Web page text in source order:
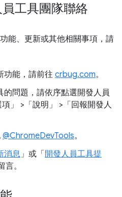
工具團隊聯絡
能、更新或其他相關事項，請
功能，請前往 crbug.com。
的問題，請依序點選開發人員
」 >「說明」
>「回報開發人
@ChromeDevTools。
消息 」或「開發人員工具提
言。